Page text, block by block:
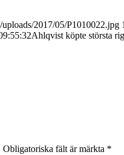
2017/05/P1010022.jpg
Ahlqvist köpte största
Obligatoriska fält är märkta *